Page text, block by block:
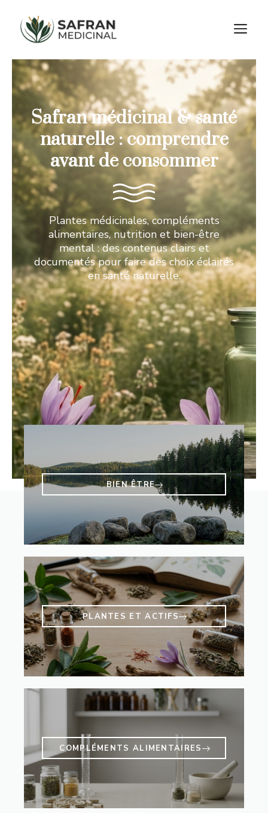
contenu
Safran médicinal & santé
naturelle : comprendre
avant de consommer
Plantes médicinales, compléments
alimentaires, nutrition et bien-être
mental : des contenus clairs et
documentés pour faire des choix éclairés
en santé naturelle.
BIEN ÊTRE
PLANTES ET ACTIFS
COMPLÉMENTS ALIMENTAIRES